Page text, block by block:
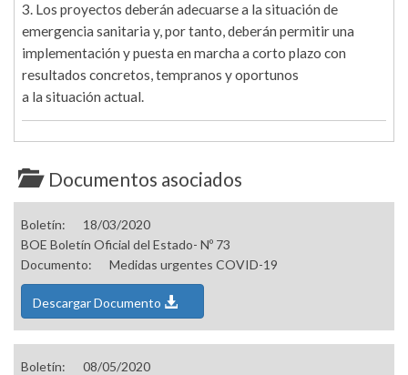
3. Los proyectos deberán adecuarse a la situación de
emergencia sanitaria y, por tanto, deberán permitir una
implementación y puesta en marcha a corto plazo con
resultados concretos, tempranos y oportunos
a la situación actual.
Documentos asociados
Boletín:
18/03/2020
BOE Boletín Oficial del Estado- Nº 73
Documento:
Medidas urgentes COVID-19
Descargar Documento
Boletín:
08/05/2020